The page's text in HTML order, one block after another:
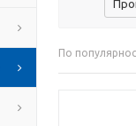
По